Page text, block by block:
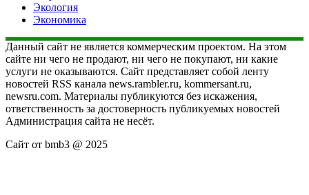
Экология
Экономика
Данный сайт не является коммерческим проектом. На этом
сайте ни чего не продают, ни чего не покупают, ни какие
услуги не оказываются. Сайт представляет собой ленту
новостей RSS канала news.rambler.ru, kommersant.ru,
newsru.com. Материалы публикуются без искажения,
ответственность за достоверность публикуемых новостей
Администрация сайта не несёт.
Сайт от bmb3 @ 2025